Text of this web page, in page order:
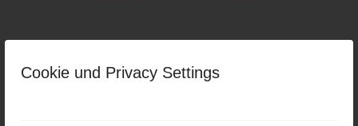
Cookie und Privacy Settings
15. OKTOBER 2015
/ 0 KOMMENTARE